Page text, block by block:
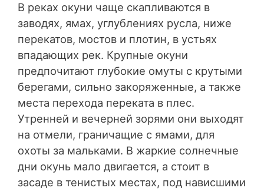
В реках окуни чаще скапливаются в
заводях, ямах, углублениях русла, ниже
перекатов, мостов и плотин, в устьях
впадающих рек. Крупные окуни
предпочитают глубокие омуты с крутыми
берегами, сильно закоряженные, а также
места перехода переката в плес.
Утренней и вечерней зорями они выходят
на отмели, граничащие с ямами, для
охоты за мальками. В жаркие солнечные
дни окунь мало двигается, а стоит в
засаде в тенистых местах, под нависшими